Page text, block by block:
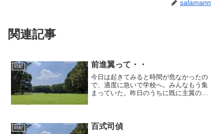
salamann
関連記事
日紀 前進翼って・・
今日は起きてみると時間が危なかったの
で、適度に急いで学校へ。みんなもう集
まっていた。昨日のうちに既に主翼の設
らモータ、サーボ、受信機...
日紀 百式司偵